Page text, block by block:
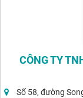
CÔNG TY
Số 58, đường